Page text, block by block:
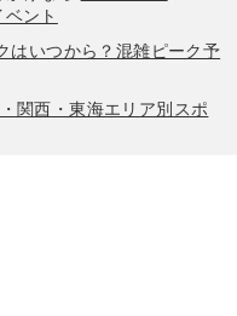
ント
はいつから？混雑ピーク予
関西・東海エリア別スポ